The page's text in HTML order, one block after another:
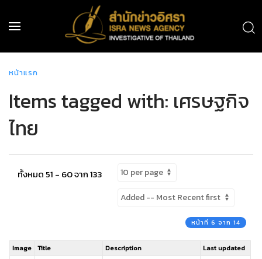
หน้าแรก
Items tagged with: เศรษฐกิจ
ไทย
ทั้งหมด 51 - 60 จาก 133
หน้าที่ 6 จาก 14
Image Title Description Last updated